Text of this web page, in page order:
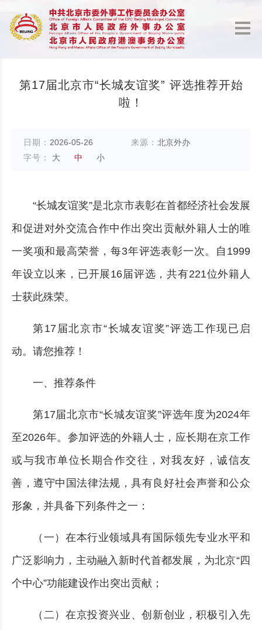
第17届北京市“长城友谊奖” 评选推荐开始
啦！
日期： 2026-05-26 来源： 北京外办
字号：
大 中 小
“长城友谊奖”是北京市表彰在首都经济社会发展
和促进对外交流合作中作出突出贡献外籍人士的唯
一奖项和最高荣誉，每3年评选表彰一次。自1999
年设立以来，已开展16届评选，共有221位外籍人
士获此殊荣。
第17届北京市“长城友谊奖”评选工作现已启
动。请您推荐！
一、推荐条件
第17届北京市“长城友谊奖”评选年度为2024年
至2026年。参加评选的外籍人士，应长期在京工作
或与我市单位长期合作交往，对我友好，诚信友
善，遵守中国法律法规，具有良好社会声誉和公众
形象，并具备下列条件之一：
（一）在本行业领域具有国际领先专业水平和
广泛影响力，主动融入新时代首都发展，为北京“四
个中心”功能建设作出突出贡献；
（二）在京投资兴业、创新创业，积极引入先